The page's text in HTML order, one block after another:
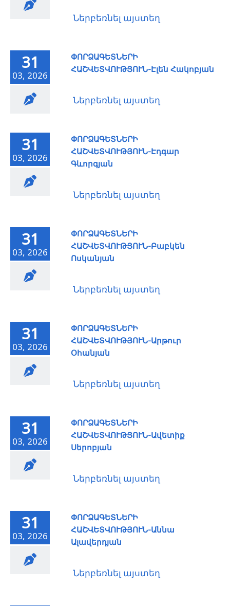
Ներբեռնել այստեղ
31
03, 2026
ՓՈՐՁԱԳԵՏՆԵՐԻ
ՀԱՇՎԵՏՎՈՒԹՅՈՒՆ-Էլեն Հակոբյան
Ներբեռնել այստեղ
31
03, 2026
ՓՈՐՁԱԳԵՏՆԵՐԻ
ՀԱՇՎԵՏՎՈՒԹՅՈՒՆ-Էդգար
Գևորգյան
Ներբեռնել այստեղ
31
03, 2026
ՓՈՐՁԱԳԵՏՆԵՐԻ
ՀԱՇՎԵՏՎՈՒԹՅՈՒՆ-Բաբկեն
Ոսկանյան
Ներբեռնել այստեղ
31
03, 2026
ՓՈՐՁԱԳԵՏՆԵՐԻ
ՀԱՇՎԵՏՎՈՒԹՅՈՒՆ-Արթուր
Օհանյան
Ներբեռնել այստեղ
31
03, 2026
ՓՈՐՁԱԳԵՏՆԵՐԻ
ՀԱՇՎԵՏՎՈՒԹՅՈՒՆ-Ավետիք
Սերոբյան
Ներբեռնել այստեղ
31
03, 2026
ՓՈՐՁԱԳԵՏՆԵՐԻ
ՀԱՇՎԵՏՎՈՒԹՅՈՒՆ-Աննա
Ալավերդյան
Ներբեռնել այստեղ